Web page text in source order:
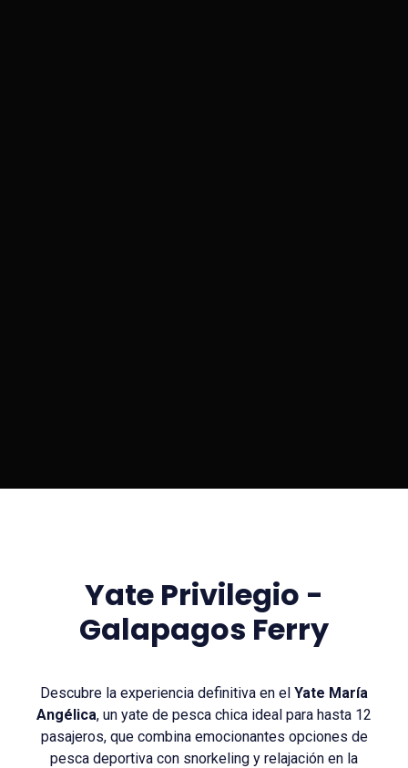
Yate Privilegio -
Galapagos Ferry
Descubre la experiencia definitiva en el Yate María
Angélica, un yate de pesca chica ideal para hasta 12
pasajeros, que combina emocionantes opciones de
pesca deportiva con snorkeling y relajación en la